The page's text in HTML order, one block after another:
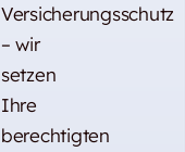
Versicherungsschutz
– wir
setzen
Ihre
berechtigten